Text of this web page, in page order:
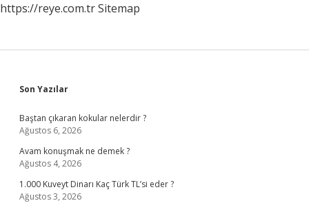
https://reye.com.trSitemap
Sidebar
Son Yazılar
Baştan çıkaran kokular nelerdir ?
Ağustos 6, 2026
Avam konuşmak ne demek ?
Ağustos 4, 2026
1.000 Kuveyt Dinarı Kaç Türk TL’si eder ?
Ağustos 3, 2026